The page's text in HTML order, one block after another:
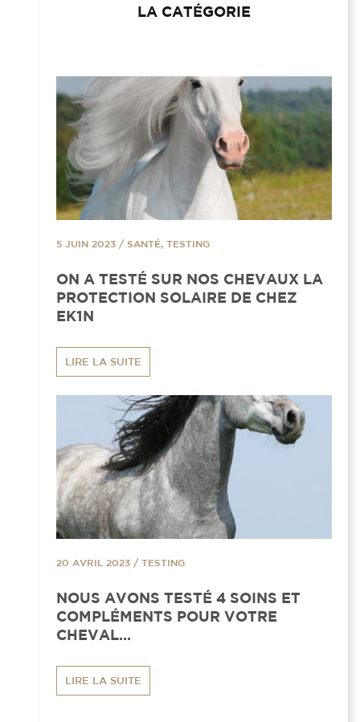
LA CATÉGORIE
5 JUIN 2023 / SANTÉ, TESTING
ON A TESTÉ SUR NOS CHEVAUX LA
PROTECTION SOLAIRE DE CHEZ
EK1N
LIRE LA SUITE
20 AVRIL 2023 / TESTING
NOUS AVONS TESTÉ 4 SOINS ET
COMPLÉMENTS POUR VOTRE
CHEVAL…
LIRE LA SUITE